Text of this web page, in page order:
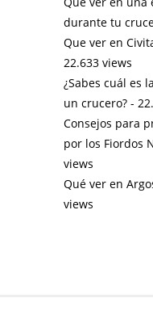
durante tu
Que ver en
22.633 views
¿Sabes cuál es
un crucero?-
Consejos para
por los Fiordos
views
Qué ver en
views